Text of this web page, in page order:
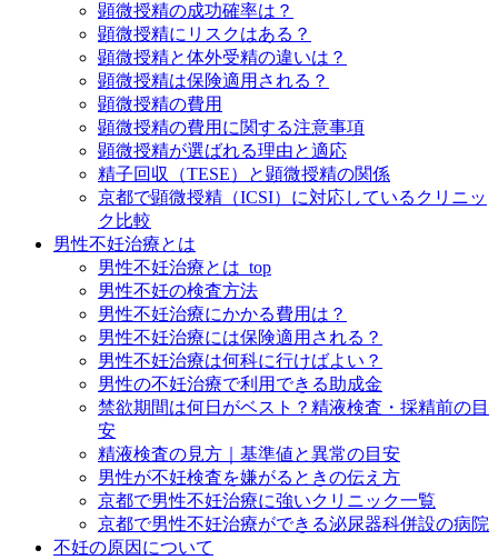
顕微授精の成功確率は？
顕微授精にリスクはある？
顕微授精と体外受精の違いは？
顕微授精は保険適用される？
顕微授精の費用
顕微授精の費用に関する注意事項
顕微授精が選ばれる理由と適応
精子回収（TESE）と顕微授精の関係
京都で顕微授精（ICSI）に対応しているクリニッ
ク比較
男性不妊治療とは
男性不妊治療とは_top
男性不妊の検査方法
男性不妊治療にかかる費用は？
男性不妊治療には保険適用される？
男性不妊治療は何科に行けばよい？
男性の不妊治療で利用できる助成金
禁欲期間は何日がベスト？精液検査・採精前の目
安
精液検査の見方｜基準値と異常の目安
男性が不妊検査を嫌がるときの伝え方
京都で男性不妊治療に強いクリニック一覧
京都で男性不妊治療ができる泌尿器科併設の病院
不妊の原因について